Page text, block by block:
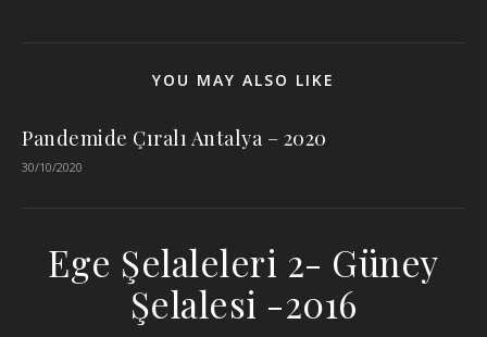
YOU MAY ALSO LIKE
Pandemide Çıralı Antalya – 2020
30/10/2020
Ege Şelaleleri 2- Güney
Şelalesi -2016